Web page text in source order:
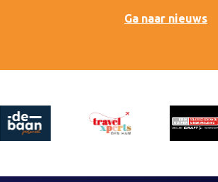
Ga naar nieuws